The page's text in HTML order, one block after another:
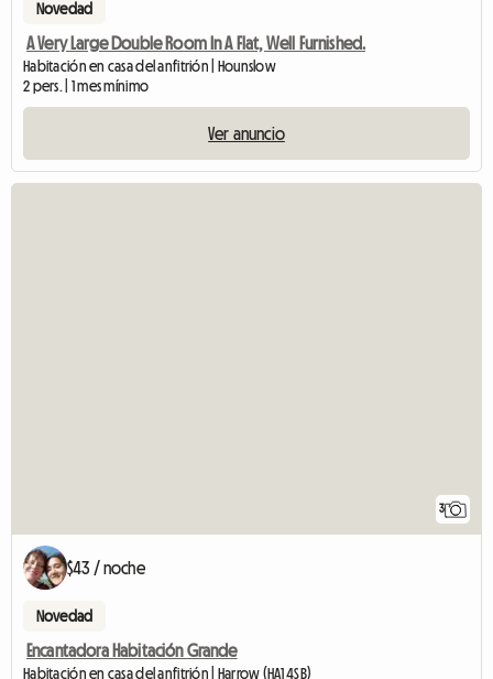
Novedad
A Very Large Double Room In A Flat, Well Furnished.
Habitación en casa del anfitrión | Hounslow
2 pers. | 1 mes mínimo
Ver anuncio
3
$43 / noche
Novedad
Encantadora Habitación Grande
Habitación en casa del anfitrión | Harrow (HA1 4SB)